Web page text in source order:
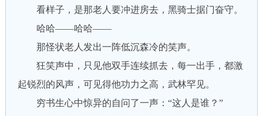
看样子，是那老人要冲进房去，黑骑士据门奋守。
哈哈——哈哈——
那怪状老人发出一阵低沉森冷的笑声。
狂笑声中，只见他双手连续抓去，每一出手，都激
起锐烈的风声，可见得他功力之高，武林罕见。
穷书生心中惊异的自问了一声：“这人是谁？”